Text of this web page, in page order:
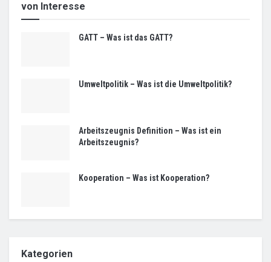
von Interesse
GATT – Was ist das GATT?
Umweltpolitik – Was ist die Umweltpolitik?
Arbeitszeugnis Definition – Was ist ein
Arbeitszeugnis?
Kooperation – Was ist Kooperation?
Kategorien